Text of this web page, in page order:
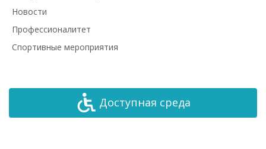
Новости
Профессионалитет
Спортивные мероприятия
Доступная среда